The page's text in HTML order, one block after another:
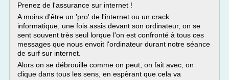
Prenez de l'assurance sur internet !
A moins d'être un 'pro' de l'internet ou un crack
informatique, une fois assis devant son ordinateur, on se
sent souvent très seul lorque l'on est confronté à tous ces
messages que nous envoit l'ordinateur durant notre séance
de surf sur internet.
Alors on se débrouille comme on peut, on fait avec, on
clique dans tous les sens, en espèrant que cela va